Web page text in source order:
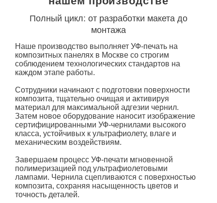
Полный цикл: от разработки макета до
монтажа
Наше производство выполняет УФ-печать на
композитных панелях в Москве со строгим
соблюдением технологических стандартов на
каждом этапе работы.
Сотрудники начинают с подготовки поверхности
композита, тщательно очищая и активируя
материал для максимальной адгезии чернил.
Затем новое оборудование наносит изображение
сертифицированными УФ-чернилами высокого
класса, устойчивых к ультрафиолету, влаге и
механическим воздействиям.
Завершаем процесс УФ-печати мгновенной
полимеризацией под ультрафиолетовыми
лампами. Чернила сцепливаются с поверхностью
композита, сохраняя насыщенность цветов и
точность деталей.